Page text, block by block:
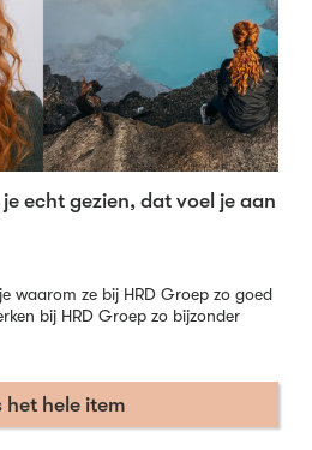
echt gezien, dat voel je aan
waarom ze bij HRD Groep zo goed
bij HRD Groep zo bijzonder
het hele item